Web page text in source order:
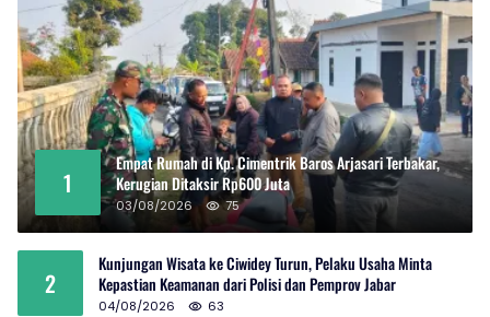
1
Empat Rumah di Kp. Cimentrik Baros Arjasari Terbakar,
Kerugian Ditaksir Rp600 Juta
03/08/2026 75
2
Kunjungan Wisata ke Ciwidey Turun, Pelaku Usaha Minta
Kepastian Keamanan dari Polisi dan Pemprov Jabar
04/08/2026 63